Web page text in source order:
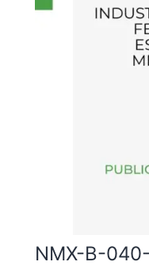
NMX-B-